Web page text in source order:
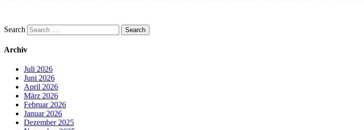
Search
Archiv
Juli 2026
Juni 2026
April 2026
März 2026
Februar 2026
Januar 2026
Dezember 2025